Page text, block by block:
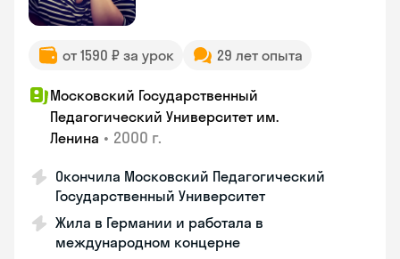
от 1590 ₽ за урок 29 лет опыта
Московский Государственный
Педагогический Университет им.
Ленина • 2000 г.
Окончила Московский Педагогический
Государственный Университет
Жила в Германии и работала в
международном концерне